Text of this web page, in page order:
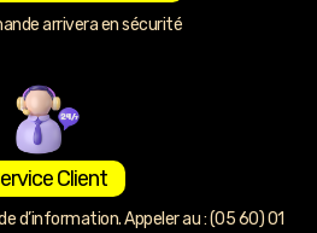
arrivera en sécurité
Client
d’information. Appeler au : (05 60) 01